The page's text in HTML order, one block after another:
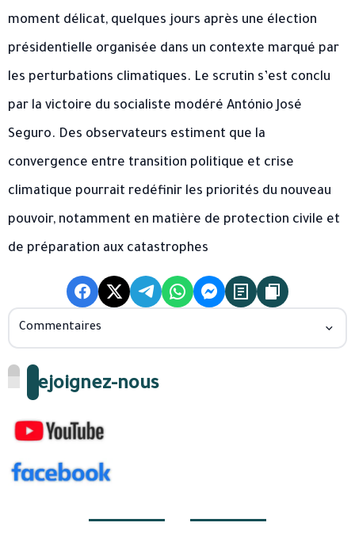
moment délicat, quelques jours après une élection
présidentielle organisée dans un contexte marqué par
les perturbations climatiques. Le scrutin s’est conclu
par la victoire du socialiste modéré António José
Seguro. Des observateurs estiment que la
convergence entre transition politique et crise
climatique pourrait redéfinir les priorités du nouveau
pouvoir, notamment en matière de protection civile et
de préparation aux catastrophes
Commentaires
Rejoignez-nous